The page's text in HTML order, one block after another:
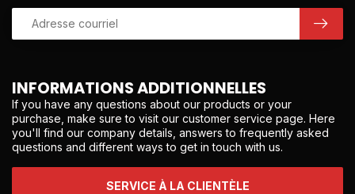
INFORMATIONS ADDITIONNELLES
If you have any questions about our products or your
purchase, make sure to visit our customer service page. Here
you'll find our company details, answers to frequently asked
questions and different ways to get in touch with us.
SERVICE À LA CLIENTÈLE